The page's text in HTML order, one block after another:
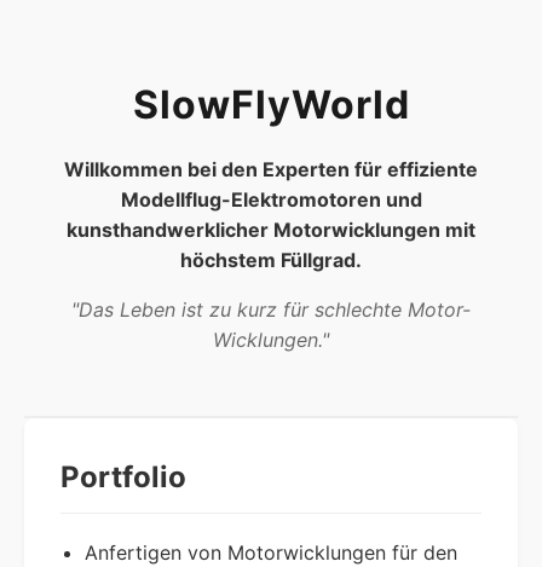
SlowFlyWorld
Willkommen bei den Experten für effiziente
Modellflug-Elektromotoren und
kunsthandwerklicher Motorwicklungen mit
höchstem Füllgrad.
"Das Leben ist zu kurz für schlechte Motor-
Wicklungen."
Portfolio
Anfertigen von Motorwicklungen für den